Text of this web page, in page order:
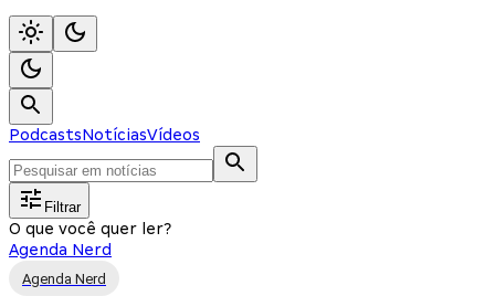
PodcastsNotíciasVídeos
Filtrar
O que você quer ler?
Agenda Nerd
Agenda Nerd